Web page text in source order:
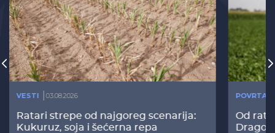
VESTI 03.08.2026
Ratari strepe od najgoreg scenarija:
Kukuruz, soja i šećerna repa
Od